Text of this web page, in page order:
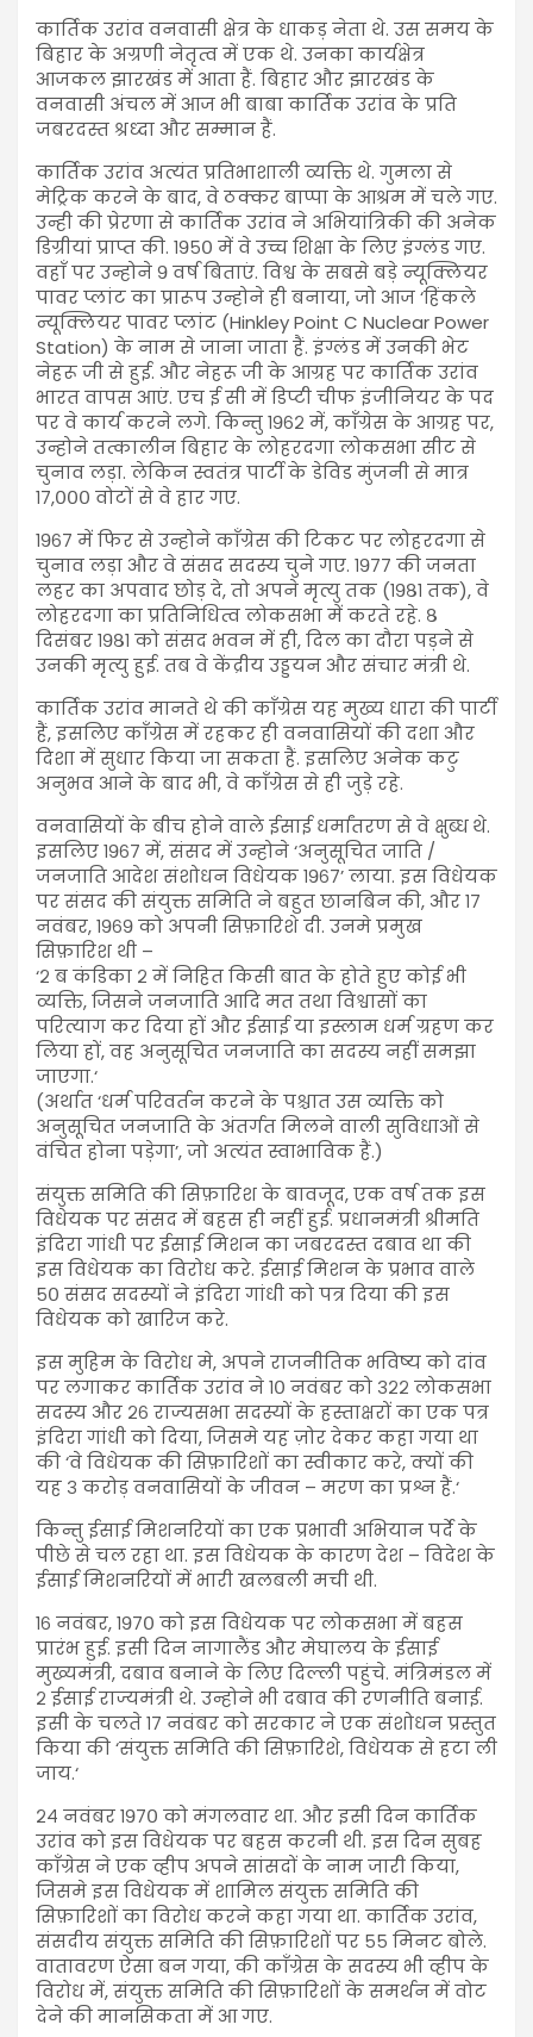
कार्तिक उरांव वनवासी क्षेत्र के धाकड़ नेता थे. उस समय के
बिहार के अग्रणी नेतृत्व में एक थे. उनका कार्यक्षेत्र
आजकल झारखंड में आता हैं. बिहार और झारखंड के
वनवासी अंचल में आज भी बाबा कार्तिक उरांव के प्रति
जबरदस्त श्रध्दा और सम्मान हैं.
कार्तिक उरांव अत्यंत प्रतिभाशाली व्यक्ति थे. गुमला से
मेट्रिक करने के बाद, वे ठक्कर बाप्पा के आश्रम में चले गए.
उन्ही की प्रेरणा से कार्तिक उरांव ने अभियांत्रिकी की अनेक
डिग्रीयां प्राप्त की. १९५० में वे उच्च शिक्षा के लिए इंग्लंड गए.
वहाँ पर उन्होने ९ वर्ष बिताएं. विश्व के सबसे बड़े न्यूक्लियर
पावर प्लांट का प्रारूप उन्होने ही बनाया, जो आज ‘हिंकले
न्यूक्लियर पावर प्लांट (Hinkley Point C Nuclear Power
Station) के नाम से जाना जाता हैं. इंग्लंड में उनकी भेट
नेहरू जी से हुई. और नेहरू जी के आग्रह पर कार्तिक उरांव
भारत वापस आएं. एच ई सी में डिप्टी चीफ इंजीनियर के पद
पर वे कार्य करने लगे. किन्तु १९६२ में, काँग्रेस के आग्रह पर,
उन्होने तत्कालीन बिहार के लोहरदगा लोकसभा सीट से
चुनाव लड़ा. लेकिन स्वतंत्र पार्टी के डेविड मुंजनी से मात्र
१७,००० वोटों से वे हार गए.
१९६७ में फिर से उन्होने काँग्रेस की टिकट पर लोहरदगा से
चुनाव लड़ा और वे संसद सदस्य चुने गए. १९७७ की जनता
लहर का अपवाद छोड़ दे, तो अपने मृत्यु तक (१९८१ तक), वे
लोहरदगा का प्रतिनिधित्व लोकसभा में करते रहे. ८
दिसंबर १९८१ को संसद भवन में ही, दिल का दौरा पड़ने से
उनकी मृत्यु हुई. तब वे केंद्रीय उड्डयन और संचार मंत्री थे.
कार्तिक उरांव मानते थे की काँग्रेस यह मुख्य धारा की पार्टी
हैं, इसलिए काँग्रेस में रहकर ही वनवासियों की दशा और
दिशा में सुधार किया जा सकता हैं. इसलिए अनेक कटु
अनुभव आने के बाद भी, वे काँग्रेस से ही जुड़े रहे.
वनवासियों के बीच होने वाले ईसाई धर्मांतरण से वे क्षुब्ध थे.
इसलिए १९६७ में, संसद में उन्होने ‘अनुसूचित जाति /
जनजाति आदेश संशोधन विधेयक १९६७’ लाया. इस विधेयक
पर संसद की संयुक्त समिति ने बहुत छानबिन की, और १७
नवंबर, १९६९ को अपनी सिफ़ारिशे दी. उनमे प्रमुख
सिफ़ारिश थी –
‘२ ब कंडिका २ में निहित किसी बात के होते हुए कोई भी
व्यक्ति, जिसने जनजाति आदि मत तथा विश्वासों का
परित्याग कर दिया हों और ईसाई या इस्लाम धर्म ग्रहण कर
लिया हों, वह अनुसूचित जनजाति का सदस्य नहीं समझा
जाएगा.‘
(अर्थात ‘धर्म परिवर्तन करने के पश्चात उस व्यक्ति को
अनुसूचित जनजाति के अंतर्गत मिलने वाली सुविधाओं से
वंचित होना पड़ेगा’, जो अत्यंत स्वाभाविक हैं.)
संयुक्त समिति की सिफ़ारिश के बावजूद, एक वर्ष तक इस
विधेयक पर संसद में बहस ही नहीं हुई. प्रधानमंत्री श्रीमति
इंदिरा गांधी पर ईसाई मिशन का जबरदस्त दबाव था की
इस विधेयक का विरोध करे. ईसाई मिशन के प्रभाव वाले
५० संसद सदस्यों ने इंदिरा गांधी को पत्र दिया की इस
विधेयक को खारिज करे.
इस मुहिम के विरोध मे, अपने राजनीतिक भविष्य को दांव
पर लगाकर कार्तिक उरांव ने १० नवंबर को ३२२ लोकसभा
सदस्य और २६ राज्यसभा सदस्यों के हस्ताक्षरों का एक पत्र
इंदिरा गांधी को दिया, जिसमे यह ज़ोर देकर कहा गया था
की ‘वे विधेयक की सिफ़ारिशों का स्वीकार करे, क्यों की
यह ३ करोड़ वनवासियों के जीवन – मरण का प्रश्न हैं.‘
किन्तु ईसाई मिशनरियों का एक प्रभावी अभियान पर्दे के
पीछे से चल रहा था. इस विधेयक के कारण देश – विदेश के
ईसाई मिशनरियों में भारी खलबली मची थी.
१६ नवंबर, १९७० को इस विधेयक पर लोकसभा में बहस
प्रारंभ हुई. इसी दिन नागालैंड और मेघालय के ईसाई
मुख्यमंत्री, दबाव बनाने के लिए दिल्ली पहुंचे. मंत्रिमंडल में
२ ईसाई राज्यमंत्री थे. उन्होने भी दबाव की रणनीति बनाई.
इसी के चलते १७ नवंबर को सरकार ने एक संशोधन प्रस्तुत
किया की ‘संयुक्त समिति की सिफ़ारिशे, विधेयक से हटा ली
जाय.‘
२४ नवंबर १९७० को मंगलवार था. और इसी दिन कार्तिक
उरांव को इस विधेयक पर बहस करनी थी. इस दिन सुबह
काँग्रेस ने एक व्हीप अपने सांसदों के नाम जारी किया,
जिसमे इस विधेयक में शामिल संयुक्त समिति की
सिफ़ारिशों का विरोध करने कहा गया था. कार्तिक उरांव,
संसदीय संयुक्त समिति की सिफ़ारिशों पर ५५ मिनट बोले.
वातावरण ऐसा बन गया, की काँग्रेस के सदस्य भी व्हीप के
विरोध में, संयुक्त समिति की सिफ़ारिशों के समर्थन में वोट
देने की मानसिकता में आ गए.